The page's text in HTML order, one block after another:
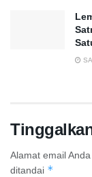
Alamat email
ditandai *